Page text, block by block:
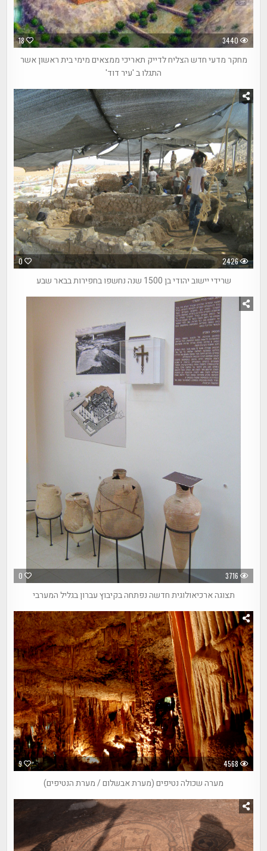
18 3440
מחקר מדעי חדש הצליח לדייק תאריכי ממצאים מימי בית ראשון אשר
התגלו ב 'עיר דוד'
0 2426
שרידי יישוב יהודי בן 1500 שנה נחשפו בחפירות בבאר שבע
0 3716
תצוגה ארכיאולוגית חדשה נפתחה בקיבוץ עברון בגליל המערבי
9 4568
מערה שכולה נטיפים (מערת אבשלום / מערת הנטיפים)